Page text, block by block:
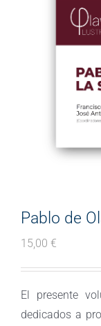
Pablo de
15,00 €
El presente
dedicados a